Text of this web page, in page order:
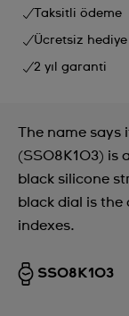
Taksitli ödeme
Ücretsiz hediye
2 yıl garanti
The name says
(SS08K103) is
black silicone
black dial is
indexes.
SS08K103